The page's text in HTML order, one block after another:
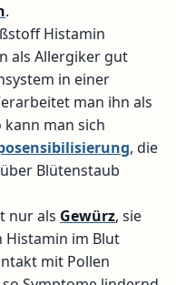
.
Histamin
als Allergiker gut
in einer
man ihn als
kann man sich
, die
Blütenstaub
nur als Gewürz, sie
Histamin im Blut
mit Pollen